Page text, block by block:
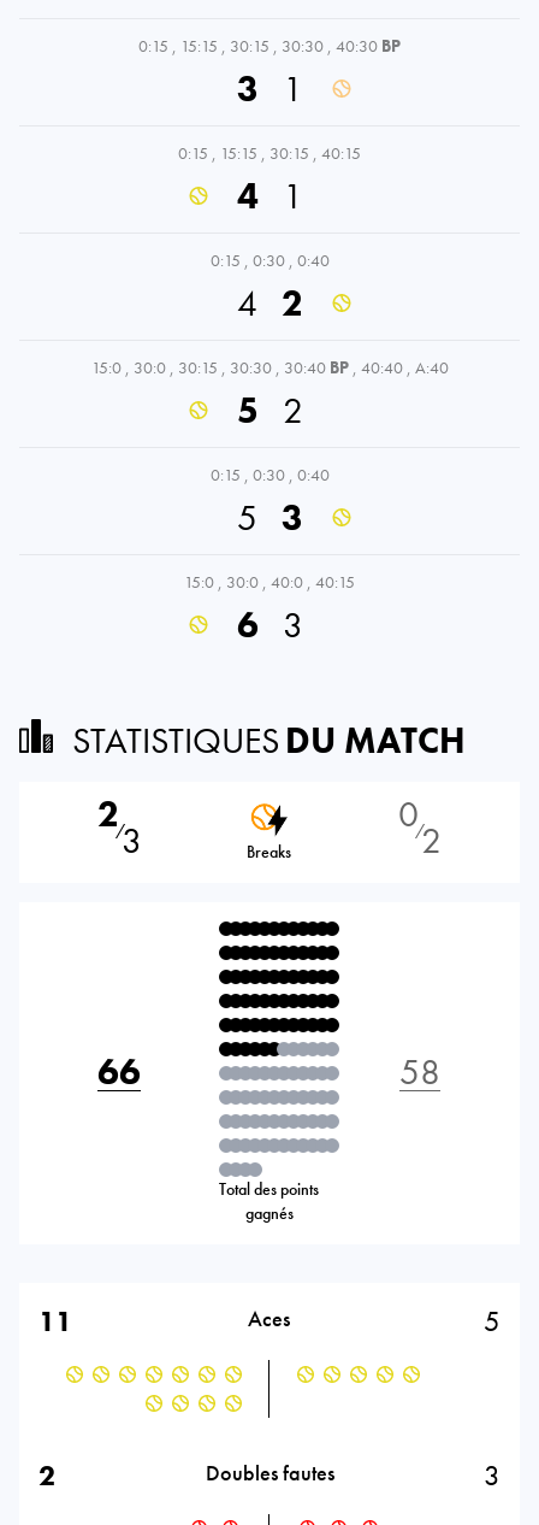
0:15 , 15:15 , 30:15 , 30:30 , 40:30 BP
3 1
0:15 , 15:15 , 30:15 , 40:15
4 1
0:15 , 0:30 , 0:40
4 2
15:0 , 30:0 , 30:15 , 30:30 , 30:40 BP , 40:40 , A:40
5 2
0:15 , 0:30 , 0:40
5 3
15:0 , 30:0 , 40:0 , 40:15
6 3
STATISTIQUES DU MATCH
2⁄3 Breaks
0⁄2
66
Total des points
gagnés
58
11 Aces 5
2 Doubles fautes 3